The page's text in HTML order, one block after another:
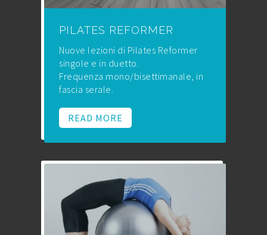
PILATES REFORMER
Nuove lezioni di Pilates Reformer
singole e in duetto.
Frequenza mono/bisettimanale, in
fascia serale.
READ MORE